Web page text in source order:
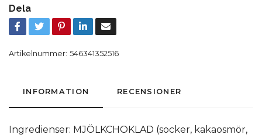
Dela
Artikelnummer: 546341352516
INFORMATION RECENSIONER
Ingredienser: MJÖLKCHOKLAD (socker, kakaosmör,